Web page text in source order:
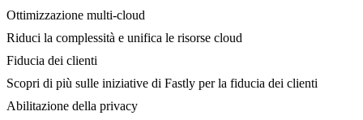
Ottimizzazione multi-cloud
Riduci la complessità e unifica le risorse cloud
Fiducia dei clienti
Scopri di più sulle iniziative di Fastly per la fiducia dei clienti
Abilitazione della privacy